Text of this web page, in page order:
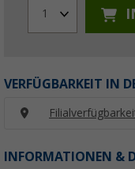
1
VERFÜGBARKEIT IN
INFORMATIONEN &